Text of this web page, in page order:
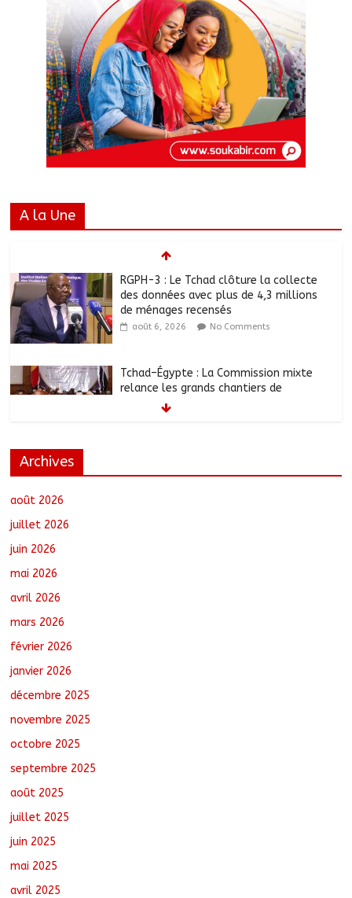
A la Une
RGPH-3 : Le Tchad clôture la collecte
des données avec plus de 4,3 millions
de ménages recensés
août 6, 2026 No Comments
Tchad–Égypte : La Commission mixte
relance les grands chantiers de
coopération
les progrès du Tchad en matière de
Archives
août 2026
juillet 2026
juin 2026
mai 2026
avril 2026
mars 2026
février 2026
janvier 2026
décembre 2025
novembre 2025
octobre 2025
septembre 2025
août 2025
juillet 2025
juin 2025
mai 2025
avril 2025